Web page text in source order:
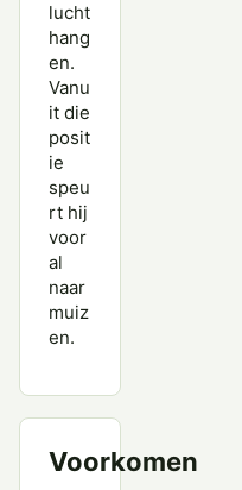
lucht
hang
en.
Vanu
it die
posit
ie
speu
rt hij
voor
al
naar
muiz
en.
Voorkomen